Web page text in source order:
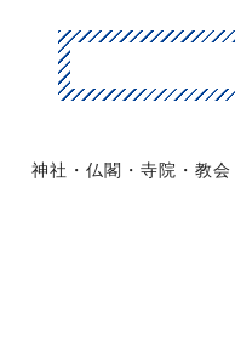
神社・仏閣・寺院・教会